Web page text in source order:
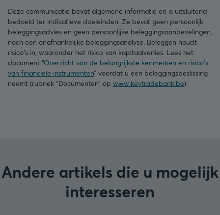
Deze communicatie bevat algemene informatie en is uitsluitend
bedoeld ter indicatieve doeleinden. Ze bevat geen persoonlijk
beleggingsadvies en geen persoonlijke beleggingsaanbevelingen,
noch een onafhankelijke beleggingsanalyse. Beleggen houdt
risico's in, waaronder het risico van kapitaalverlies. Lees het
document “Overzicht van de belangrijkste kenmerken en risico's
van financiële instrumenten” voordat u een beleggingsbeslissing
neemt (rubriek “Documenten” op www.keytradebank.be).
Andere artikels die u mogelijk
interesseren